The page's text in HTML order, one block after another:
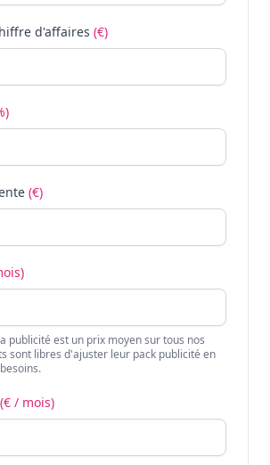
d'affaires (€)
(€)
publicité est un prix moyen sur tous nos
sont libres d'ajuster leur pack publicité en
(€ / mois)